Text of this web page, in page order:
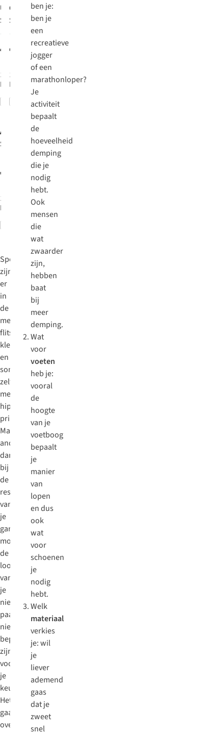
Under Armour
Sportschoenen
Charged
Commit 3
€80,00 €40,00
1
kleur
beschikbaar
%
Vergelijk
On
Sportschoenen
Cloudsurfer
€160,00
1
beschikbaar
Vergelijk
Asics
Sportschoenen
Gt-2000 13
€160,00
1
beschikbaar
Vergelijk
Sportschoenen
zijn
er
in
de
meest
flitsende
kleuren
en
soms
zelfs
met
hippe
prints.
Maar
anders
dan
bij
de
rest
van
je
garderobe,
mogen
de
looks
van
je
nieuwe
paar
niet
bepalend
zijn
voor
je
keuze.
Het
gaat
over
ben je:
ben je
een
recreatieve
jogger
of een
marathonloper?
Je
activiteit
bepaalt
de
hoeveelheid
demping
die je
nodig
hebt.
Ook
mensen
die
wat
zwaarder
zijn,
hebben
baat
bij
meer
demping.
Wat
voor
voeten
heb je:
vooral
de
hoogte
van je
voetboog
bepaalt
je
manier
van
lopen
en dus
ook
wat
voor
schoenen
je
nodig
hebt.
Welk
materiaal
verkies
je: wil
je
liever
ademend
gaas
dat je
zweet
snel